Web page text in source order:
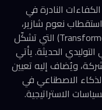
النادرة في
قطاع الذكاء الاصطناعي، أعلنت OpenAI استقطاب نعوم شازير،
أحد العقول المؤسِّسة لبنية المحوِّلات (Transformer) التي تشكّل
الحديثة. يأتي
ويُضاف إليه تعيين
الاصطناعي في
الاستراتيجية.